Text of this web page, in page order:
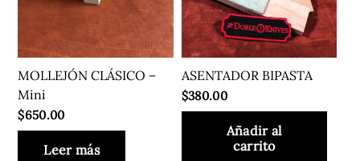
MOLLEJÓN CLÁSICO –
Mini
$650.00
Leer más
ASENTADOR BIPASTA
$380.00
Añadir al
carrito